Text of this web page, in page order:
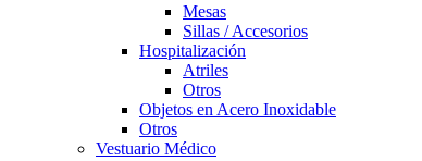
Mesas
Sillas / Accesorios
Hospitalización
Atriles
Otros
Objetos en Acero Inoxidable
Otros
Vestuario Médico